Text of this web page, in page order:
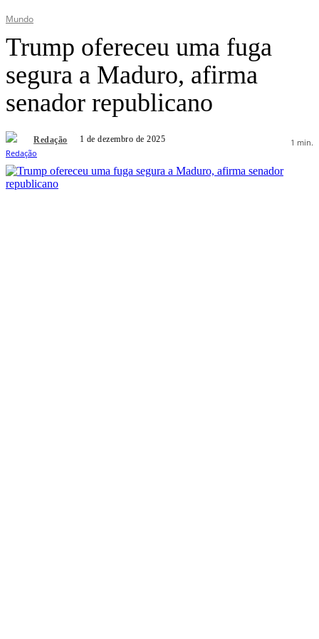
Mundo
Trump ofereceu uma fuga
segura a Maduro, afirma
senador republicano
Redação 1 de dezembro de 2025 1 min.